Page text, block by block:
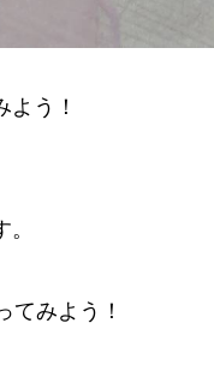
う！
てみよう！